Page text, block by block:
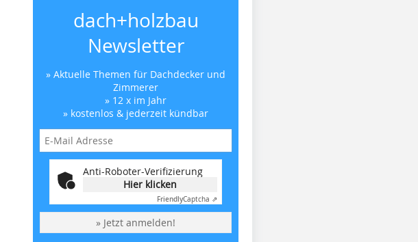
dach+holzbau
Newsletter
» Aktuelle Themen für Dachdecker und
Zimmerer
» 12 x im Jahr
» kostenlos & jederzeit kündbar
Anti-Roboter-Verifizierung
Hier klicken
FriendlyCaptcha ⇗
» Jetzt anmelden!